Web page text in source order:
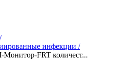
/
инфекции /
FRT количест...